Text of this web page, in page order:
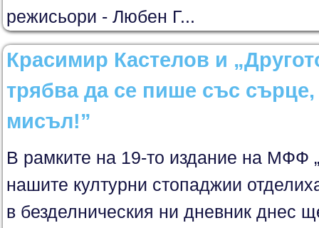
режисьори - Любен Г...
Красимир Кастелов и
трябва да се пише със
мисъл!”
В рамките на 19-то издание на МФФ
нашите културни стопаджии
в безделническия ни дневник днес